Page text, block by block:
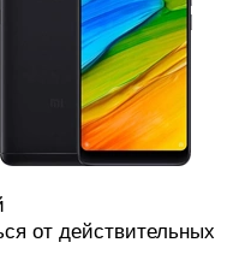
от действительных